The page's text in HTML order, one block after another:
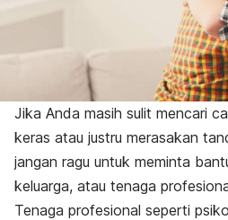
Jika Anda masih sulit mencari
keras atau justru merasakan
jangan ragu untuk meminta
keluarga, atau tenaga
Tenaga profesional seperti